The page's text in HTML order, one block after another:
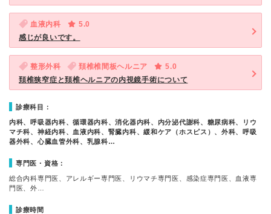
血液内科
5.0
感じが良いです。
整形外科 頚椎椎間板ヘルニア
5.0
頚椎狭窄症と頚椎ヘルニアの内視鏡手術について
診療科目：
内科、呼吸器内科、循環器内科、消化器内科、内分泌代謝科、糖尿病科、リウ
マチ科、神経内科、血液内科、腎臓内科、緩和ケア（ホスピス）、外科、呼吸
器外科、心臓血管外科、乳腺科…
専門医・資格：
総合内科専門医、アレルギー専門医、リウマチ専門医、感染症専門医、血液専
門医、外…
診療時間